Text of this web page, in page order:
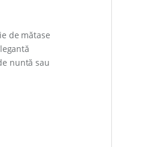
de mătase
nuntă sau